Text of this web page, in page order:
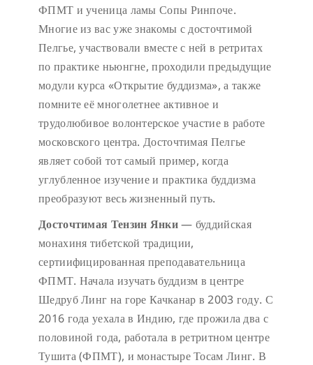
ФПМТ и ученица ламы Сопы Ринпоче.
Многие из вас уже знакомы с досточтимой
Пелгье, участвовали вместе с ней в ретритах
по практике ньюнгне, проходили предыдущие
модули курса «Открытие буддизма», а также
помните её многолетнее активное и
трудолюбивое волонтерское участие в работе
московского центра. Досточтимая Пелгье
являет собой тот самый пример, когда
углубленное изучение и практика буддизма
преобразуют весь жизненный путь.
Досточтимая Тензин Янки— буддийская
монахиня тибетской традиции,
сертиифицированная преподавательница
ФПМТ. Начала изучать буддизм в центре
Шедруб Линг на горе Качканар в 2003 году. С
2016 года уехала в Индию, где прожила два с
половиной года, работала в ретритном центре
Тушита (ФПМТ), и монастыре Тосам Линг. В